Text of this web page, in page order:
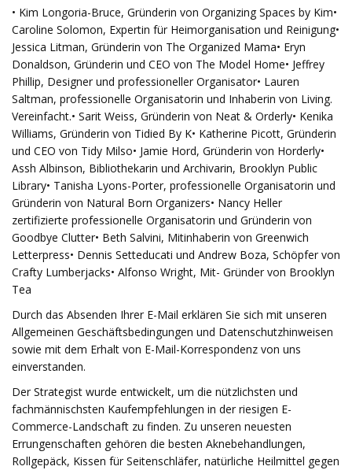
• Kim Longoria-Bruce, Gründerin von Organizing Spaces by Kim•
Caroline Solomon, Expertin für Heimorganisation und Reinigung•
Jessica Litman, Gründerin von The Organized Mama• Eryn
Donaldson, Gründerin und CEO von The Model Home• Jeffrey
Phillip, Designer und professioneller Organisator• Lauren
Saltman, professionelle Organisatorin und Inhaberin von Living.
Vereinfacht.• Sarit Weiss, Gründerin von Neat & Orderly• Kenika
Williams, Gründerin von Tidied By K• Katherine Picott, Gründerin
und CEO von Tidy Milso• Jamie Hord, Gründerin von Horderly•
Assh Albinson, Bibliothekarin und Archivarin, Brooklyn Public
Library• Tanisha Lyons-Porter, professionelle Organisatorin und
Gründerin von Natural Born Organizers• Nancy Heller
zertifizierte professionelle Organisatorin und Gründerin von
Goodbye Clutter• Beth Salvini, Mitinhaberin von Greenwich
Letterpress• Dennis Setteducati und Andrew Boza, Schöpfer von
Crafty Lumberjacks• Alfonso Wright, Mit- Gründer von Brooklyn
Tea
Durch das Absenden Ihrer E-Mail erklären Sie sich mit unseren
Allgemeinen Geschäftsbedingungen und Datenschutzhinweisen
sowie mit dem Erhalt von E-Mail-Korrespondenz von uns
einverstanden.
Der Strategist wurde entwickelt, um die nützlichsten und
fachmännischsten Kaufempfehlungen in der riesigen E-
Commerce-Landschaft zu finden. Zu unseren neuesten
Errungenschaften gehören die besten Aknebehandlungen,
Rollgepäck, Kissen für Seitenschläfer, natürliche Heilmittel gegen